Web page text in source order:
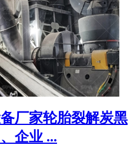
厂家轮胎裂解炭黑
企业 ...